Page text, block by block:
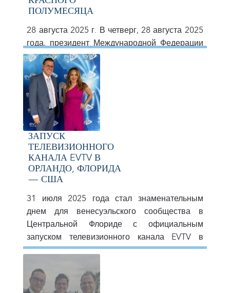
ПОЛУМЕСЯЦА
28 августа 2025 г. В четверг, 28 августа 2025
года, президент Международной Федерации
обществ Красного Креста и Красного
Полумесяца (МФКК) Кейт Форбс провела
виртуальную встречу со своими вице-
президентами, на которой присутствовали
представители руководства из разных
регионов мира. Встреча была посвящена
обсуждению текущей гуманитарной ситуации
в секторе Газа, координации международных
усилий по оказанию помощи пострадавшему
населению […]
ЗАПУСК
ТЕЛЕВИЗИОННОГО
КАНАЛА EVTV В
ОРЛАНДО, ФЛОРИДА
— США
31 июля 2025 года стал знаменательным
днем для венесуэльского сообщества в
Центральной Флориде с официальным
запуском телевизионного канала EVTV в
Орландо. Это событие стало празднованием
историей и собрало ключевых фигур из
сферы искусства, бизнеса и политики